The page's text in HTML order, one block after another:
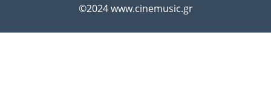
©2024 www.cinemusic.gr